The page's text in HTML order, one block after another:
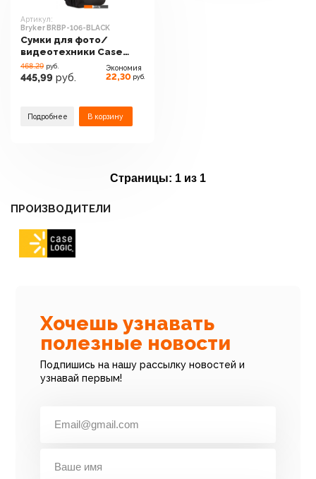
Артикул:
Bryker BRBP-106-BLACK
Сумки для фото/
видеотехники Case
Logic Bryker BRBP-106-
BLACK
468.29 руб.
445,99 руб.
Экономия
22,30 руб.
Подробнее В корзину
Страницы: 1 из 1
ПРОИЗВОДИТЕЛИ
Хочешь узнавать
полезные новости
Подпишись на нашу рассылку новостей и
узнавай первым!